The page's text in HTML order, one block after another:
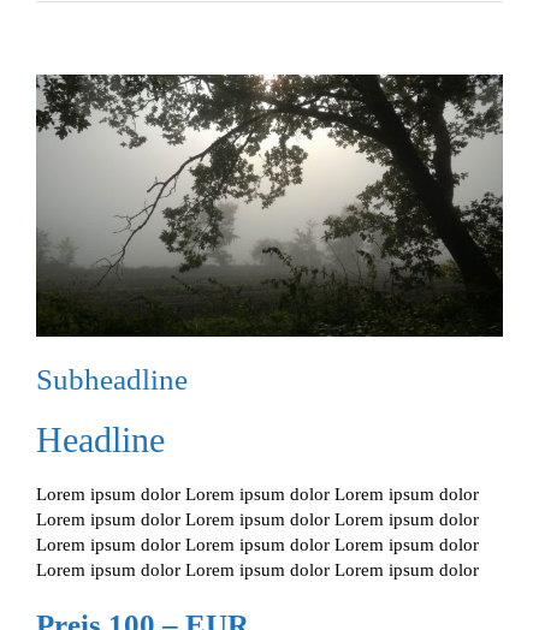
Subheadline
Headline
Lorem ipsum dolor Lorem ipsum dolor Lorem ipsum dolor
Lorem ipsum dolor Lorem ipsum dolor Lorem ipsum dolor
Lorem ipsum dolor Lorem ipsum dolor Lorem ipsum dolor
Lorem ipsum dolor Lorem ipsum dolor Lorem ipsum dolor